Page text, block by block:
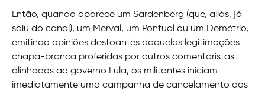
Então, quando aparece um Sardenberg (que, aliás, já
saiu do canal), um Merval, um Pontual ou um Demétrio,
emitindo opiniões destoantes daquelas legitimações
chapa-branca proferidas por outros comentaristas
alinhados ao governo Lula, os militantes iniciam
imediatamente uma campanha de cancelamento dos